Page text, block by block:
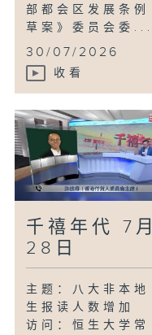
部都会区发展条例
草案》委员会委...
30/07/2026
收看
千禧年代 7月
28日
主题：八大非本地
生报读人数增加
访问：恒生大学常